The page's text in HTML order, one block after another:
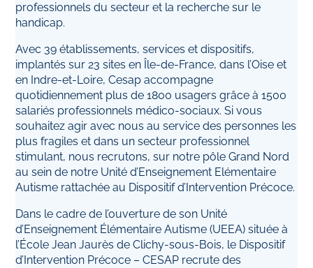
professionnels du secteur et la recherche sur le
handicap.
Avec 39 établissements, services et dispositifs,
implantés sur 23 sites en Île-de-France, dans l’Oise et
en Indre-et-Loire, Cesap accompagne
quotidiennement plus de 1800 usagers grâce à 1500
salariés professionnels médico-sociaux. Si vous
souhaitez agir avec nous au service des personnes les
plus fragiles et dans un secteur professionnel
stimulant, nous recrutons, sur notre pôle Grand Nord
au sein de notre Unité d’Enseignement Elémentaire
Autisme rattachée au Dispositif d’Intervention Précoce.
Dans le cadre de l’ouverture de son Unité
d’Enseignement Élémentaire Autisme (UEEA) située à
l’École Jean Jaurès de Clichy-sous-Bois, le Dispositif
d’Intervention Précoce – CESAP recrute des